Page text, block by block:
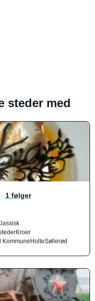
steder med
1 følger
Kroer
KommuneHolteSøllerød